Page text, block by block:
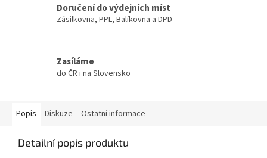
Doručení do výdejních míst
Zásilkovna, PPL, Balíkovna a DPD
Zasíláme
do ČR i na Slovensko
Popis Diskuze Ostatní informace
Detailní popis produktu